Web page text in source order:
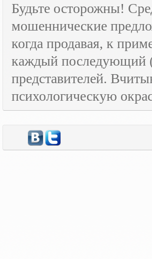
Будьте осторожны!
мошеннические
когда продавая, к
каждый последующий
представителей.
психологическую